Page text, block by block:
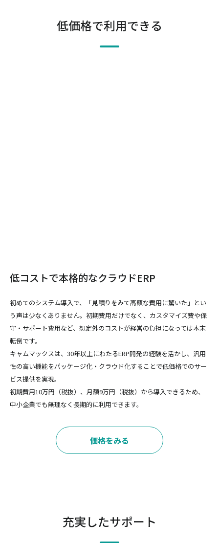
低価格で利用できる
低コストで本格的なクラウドERP
初めてのシステム導入で、「見積りをみて高額な費用に驚いた」とい
う声は少なくありません。初期費用だけでなく、カスタマイズ費や保
守・サポート費用など、想定外のコストが経営の負担になっては本末
転倒です。
キャムマックスは、30年以上にわたるERP開発の経験を活かし、汎用
性の高い機能をパッケージ化・クラウド化することで低価格でのサー
ビス提供を実現。
初期費用10万円（税抜）、月額9万円（税抜）から導入できるため、
中小企業でも無理なく長期的に利用できます。
価格をみる
充実したサポート